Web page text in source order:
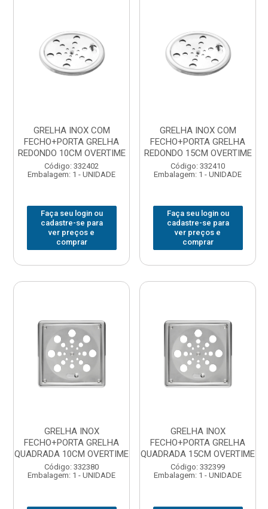
GRELHA INOX COM
FECHO+PORTA GRELHA
REDONDO 10CM OVERTIME
Código: 332402
Embalagem: 1 - UNIDADE
Faça seu login ou
cadastre-se para
ver preços e
comprar
GRELHA INOX COM
FECHO+PORTA GRELHA
REDONDO 15CM OVERTIME
Código: 332410
Embalagem: 1 - UNIDADE
Faça seu login ou
cadastre-se para
ver preços e
comprar
GRELHA INOX
FECHO+PORTA GRELHA
QUADRADA 10CM OVERTIME
Código: 332380
Embalagem: 1 - UNIDADE
GRELHA INOX
FECHO+PORTA GRELHA
QUADRADA 15CM OVERTIME
Código: 332399
Embalagem: 1 - UNIDADE